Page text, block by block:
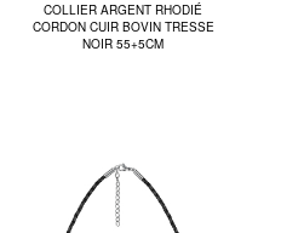
COLLIER ARGENT RHODIÉ
CORDON CUIR BOVIN TRESSE
NOIR 55+5CM